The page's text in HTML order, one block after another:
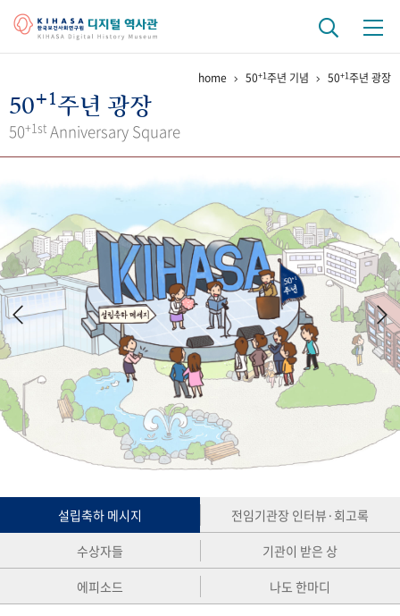
걸어온 길 기관 변천사
키워드로 보는 연구 역사
연구자들
간행물 변천사
기록물 아카이브
사진 아카이브 문서 기록물 행정박물 영상 기록물
50+1 주년 기념
성과 50선 숫자로 보는 50년 50
주년 광장
세계와 함께 한 KIHASA
VR 역사관
home 50+1주년 기념 50+1주년 광장
50+1주년 광장
50+1st Anniversary Square
설립축하 메시지
전임기관장 인터뷰·회고록
수상자들
기관이 받은 상
에피소드
나도 한마디